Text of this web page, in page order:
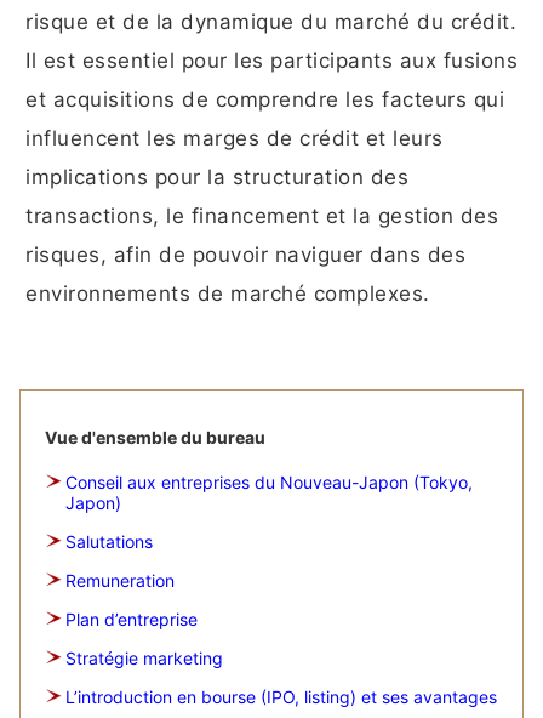
risque et de la dynamique du marché du crédit.
Il est essentiel pour les participants aux fusions
et acquisitions de comprendre les facteurs qui
influencent les marges de crédit et leurs
implications pour la structuration des
transactions, le financement et la gestion des
risques, afin de pouvoir naviguer dans des
environnements de marché complexes.
Vue d'ensemble du bureau
Conseil aux entreprises du Nouveau-Japon (Tokyo,
Japon)
Salutations
Remuneration
Plan d’entreprise
Stratégie marketing
L’introduction en bourse (IPO, listing) et ses avantages